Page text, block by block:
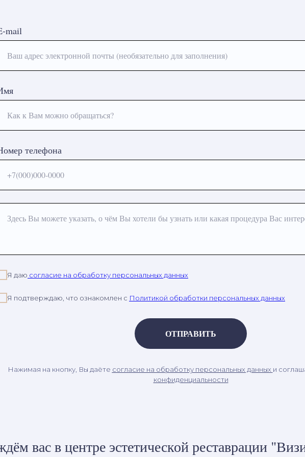
mail
Ваш адрес электронной почты (необязательно для заполнения)
Как к Вам можно обращаться?
телефона
+7(000)000-0000
Здесь Вы можете указать, о чём Вы хотели бы узнать или какая процедура Вас
Я даю согласие на обработку персональных данных
Я подтверждаю, что ознакомлен с Политикой обработки персональных данных
ОТПРАВИТЬ
Нажимая на кнопку, Вы даёте согласие на обработку персональных данных и
конфиденциальности
вас в центре эстетической реставрации